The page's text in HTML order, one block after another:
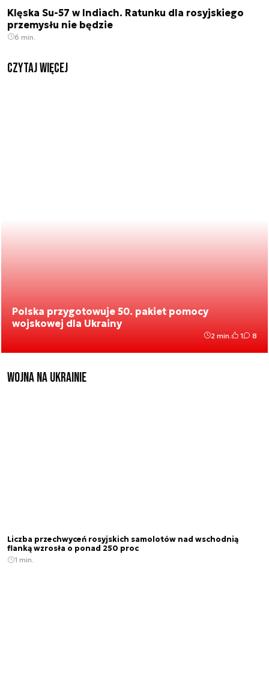
Klęska Su-57 w Indiach. Ratunku dla rosyjskiego
przemysłu nie będzie
6 min.
czytaj więcej
Polska przygotowuje 50. pakiet pomocy
wojskowej dla Ukrainy
2 min. 1 8
Wojna na Ukrainie
Liczba przechwyceń rosyjskich samolotów nad wschodnią
flanką wzrosła o ponad 250 proc
1 min.